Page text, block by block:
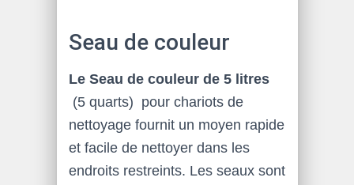
Seau de couleur
Le Seau de couleur de 5 litres
(5 quarts) pour chariots de
nettoyage fournit un moyen rapide
et facile de nettoyer dans les
endroits restreints. Les seaux sont